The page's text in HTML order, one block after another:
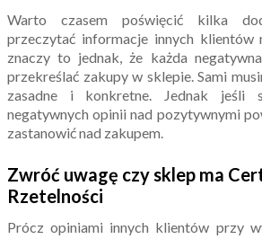
Warto czasem poświęcić kilka
przeczytać informacje innych klientów
znaczy to jednak, że każda
przekreślać zakupy w sklepie. Sami
zasadne i konkretne. Jednak jeśli
negatywnych opinii nad pozytywnymi
zastanowić nad zakupem.
Zwróć uwagę czy sklep ma
Rzetelności
Prócz opiniami innych klientów przy